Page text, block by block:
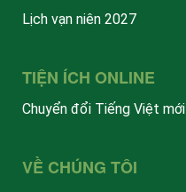
Lịch vạn niên 2027
TIỆN ÍCH ONLINE
Chuyển đổi Tiếng Việt mới
VỀ CHÚNG TÔI